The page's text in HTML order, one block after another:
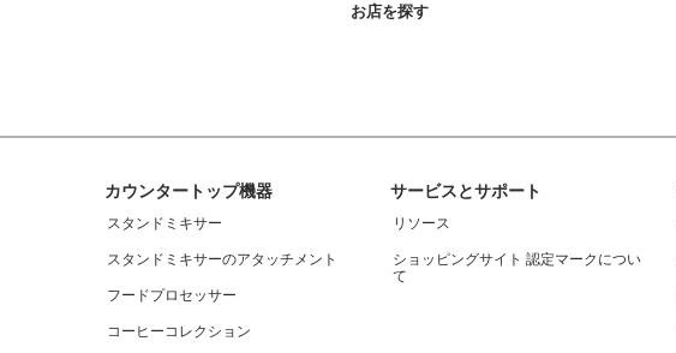
お店を探す
Footer
カウンタートップ機器
スタンドミキサー
スタンドミキサーのアタッチメント
フードプロセッサー
コーヒーコレクション
サービスとサポート
リソース
ショッピングサイト 認定マークについ
て